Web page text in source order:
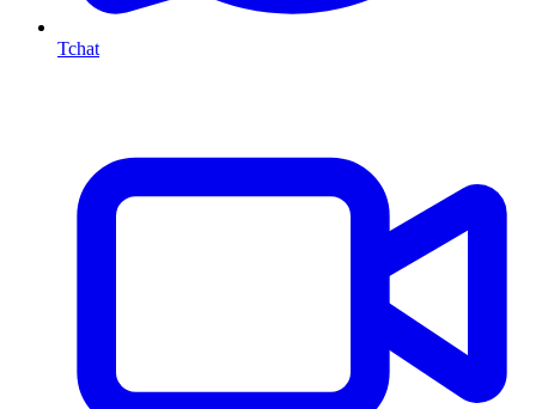
Tchat